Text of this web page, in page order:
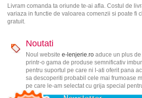
Livram comanda ta oriunde te-ai afla. Costul de
variaza in functie de valoarea comenzii si poate fi
gratuit.
Noutati
Noul website e-lenjerie.roaduce un plus
printr-o gama de produse semnificativ
pentru suportul pe care ni l-ati oferit pana
sa descoperiti probabil cele mai frumoase
pe care le-am selectat cu grija special